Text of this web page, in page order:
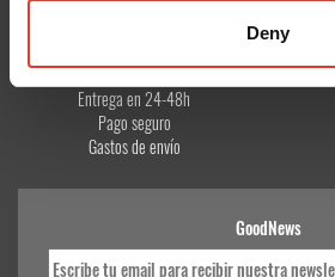
Deny
Quiénes somos
Entrega en 24-48h
Pago seguro
Gastos de envío
GoodNews